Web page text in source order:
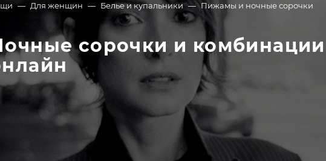
Для женщин Белье и купальники Пижамы и ночные сорочки
сорочки и